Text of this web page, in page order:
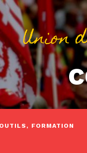
Union
OUTILS, FORMATION